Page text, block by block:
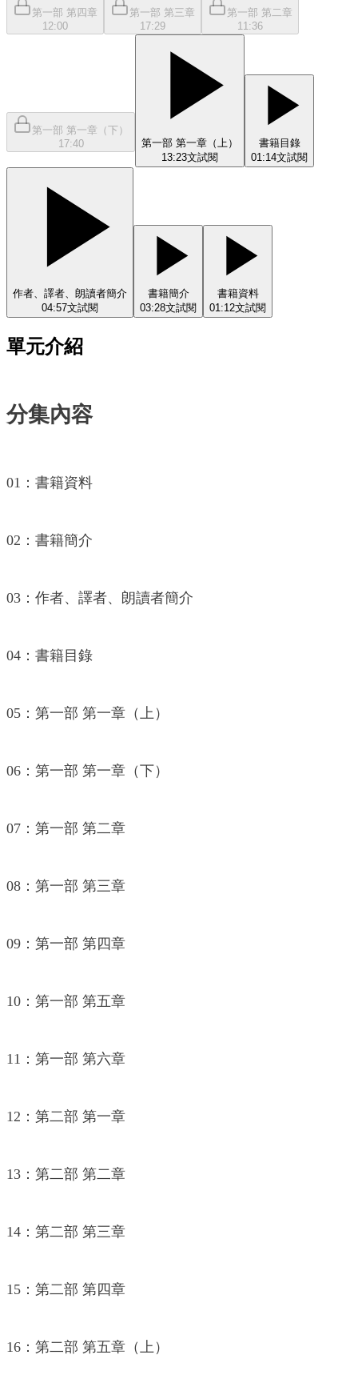
第一部 第四章
12:00
第一部 第三章
17:29
第一部 第二章
11:36
第一部 第一章（下）
17:40
第一部 第一章（上）
13:23文試閱
書籍目錄
01:14文試閱
作者、譯者、朗讀者簡介
04:57文試閱
書籍簡介
03:28文試閱
書籍資料
01:12文試閱
單元介紹
分集內容
01：書籍資料
02：書籍簡介
03：作者、譯者、朗讀者簡介
04：書籍目錄
05：第一部 第一章（上）
06：第一部 第一章（下）
07：第一部 第二章
08：第一部 第三章
09：第一部 第四章
10：第一部 第五章
11：第一部 第六章
12：第二部 第一章
13：第二部 第二章
14：第二部 第三章
15：第二部 第四章
16：第二部 第五章（上）